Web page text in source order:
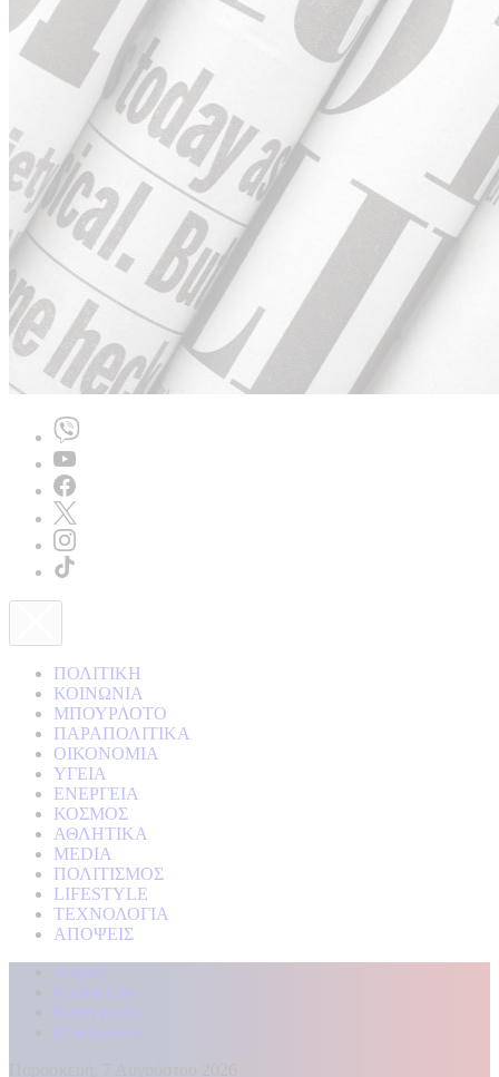
ΠΟΛΙΤΙΚΗ
ΚΟΙΝΩΝΙΑ
ΜΠΟΥΡΛΟΤΟ
ΠΑΡΑΠΟΛΙΤΙΚΑ
ΟΙΚΟΝΟΜΙΑ
ΥΓΕΙΑ
ΕΝΕΡΓΕΙΑ
ΚΟΣΜΟΣ
ΑΘΛΗΤΙΚΑ
MEDIA
ΠΟΛΙΤΙΣΜΟΣ
LIFESTYLE
ΤΕΧΝΟΛΟΓΙΑ
ΑΠΟΨΕΙΣ
Αρχική
Kontra Live
Καταγγελίες
Επικοινωνία